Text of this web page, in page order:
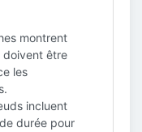
montrent
doivent être
les
incluent
durée pour